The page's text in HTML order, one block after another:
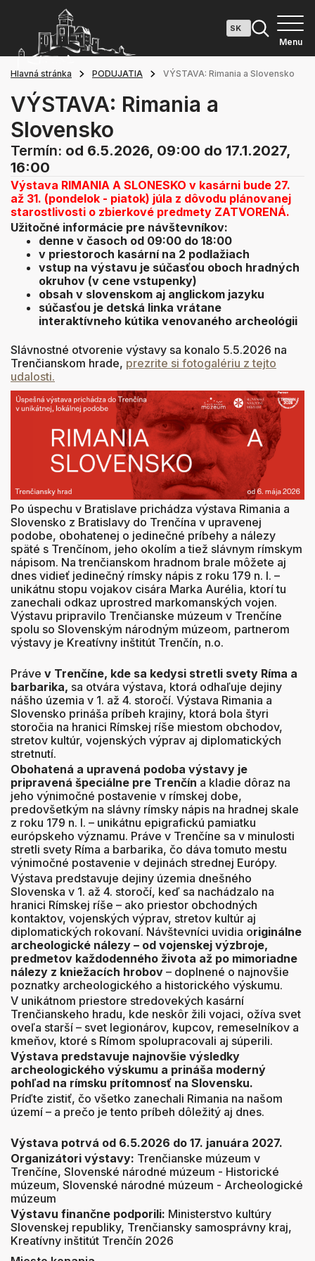
Menu
Hlavná stránka PODUJATIA VÝSTAVA: Rimania a Slovensko
VÝSTAVA: Rimania a
Slovensko
Termín: od 6.5.2026, 09:00 do 17.1.2027,
16:00
Výstava RIMANIA A SLONESKO v kasárni bude 27.
až 31. (pondelok - piatok) júla z dôvodu plánovanej
starostlivosti o zbierkové predmety ZATVORENÁ.
Užitočné informácie pre návštevníkov:
denne v časoch od 09:00 do 18:00
v priestoroch kasární na 2 podlažiach
vstup na výstavu je súčasťou oboch hradných
okruhov (v cene vstupenky)
obsah v slovenskom aj anglickom jazyku
súčasťou je detská linka vrátane
interaktívneho kútika venovaného archeológii
Slávnostné otvorenie výstavy sa konalo 5.5.2026 na
Trenčianskom hrade, prezrite si fotogalériu z tejto
udalosti.
Po úspechu v Bratislave prichádza výstava Rimania a
Slovensko z Bratislavy do Trenčína v upravenej
podobe, obohatenej o jedinečné príbehy a nálezy
späté s Trenčínom, jeho okolím a tiež slávnym rímskym
nápisom. Na trenčianskom hradnom brale môžete aj
dnes vidieť jedinečný rímsky nápis z roku 179 n. l. –
unikátnu stopu vojakov cisára Marka Aurélia, ktorí tu
zanechali odkaz uprostred markomanských vojen.
Výstavu pripravilo Trenčianske múzeum v Trenčíne
spolu so Slovenským národným múzeom, partnerom
výstavy je Kreatívny inštitút Trenčín, n.o.
Práve v Trenčíne, kde sa kedysi stretli svety Ríma a
barbarika, sa otvára výstava, ktorá odhaľuje dejiny
nášho územia v 1. až 4. storočí. Výstava Rimania a
Slovensko prináša príbeh krajiny, ktorá bola štyri
storočia na hranici Rímskej ríše miestom obchodov,
stretov kultúr, vojenských výprav aj diplomatických
stretnutí.
Obohatená a upravená podoba výstavy je
pripravená špeciálne pre Trenčín a kladie dôraz na
jeho výnimočné postavenie v rímskej dobe,
predovšetkým na slávny rímsky nápis na hradnej skale
z roku 179 n. l. – unikátnu epigrafickú pamiatku
európskeho významu. Práve v Trenčíne sa v minulosti
stretli svety Ríma a barbarika, čo dáva tomuto mestu
výnimočné postavenie v dejinách strednej Európy.
Výstava predstavuje dejiny územia dnešného
Slovenska v 1. až 4. storočí, keď sa nachádzalo na
hranici Rímskej ríše – ako priestor obchodných
kontaktov, vojenských výprav, stretov kultúr aj
diplomatických rokovaní. Návštevníci uvidia originálne
archeologické nálezy – od vojenskej výzbroje,
predmetov každodenného života až po mimoriadne
nálezy z kniežacích hrobov – doplnené o najnovšie
poznatky archeologického a historického výskumu.
V unikátnom priestore stredovekých kasární
Trenčianskeho hradu, kde neskôr žili vojaci, ožíva svet
oveľa starší – svet legionárov, kupcov, remeselníkov a
kmeňov, ktoré s Rímom spolupracovali aj súperili.
Výstava predstavuje najnovšie výsledky
archeologického výskumu a prináša moderný
pohľad na rímsku prítomnosť na Slovensku.
Príďte zistiť, čo všetko zanechali Rimania na našom
území – a prečo je tento príbeh dôležitý aj dnes.
Výstava potrvá od 6.5.2026 do 17. januára 2027.
Organizátori výstavy: Trenčianske múzeum v
Trenčíne, Slovenské národné múzeum - Historické
múzeum, Slovenské národné múzeum - Archeologické
múzeum
Výstavu finančne podporili: Ministerstvo kultúry
Slovenskej republiky, Trenčiansky samosprávny kraj,
Kreatívny inštitút Trenčín 2026